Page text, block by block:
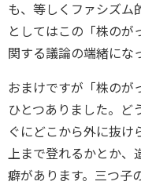
も、等しくファシズム
としてはこの「株のが
関する議論の端緒にな
おまけですが「株のが
ひとつありました。ど
ぐにどこから外に抜け
上まで登れるかとか、
癖があります。三つ子